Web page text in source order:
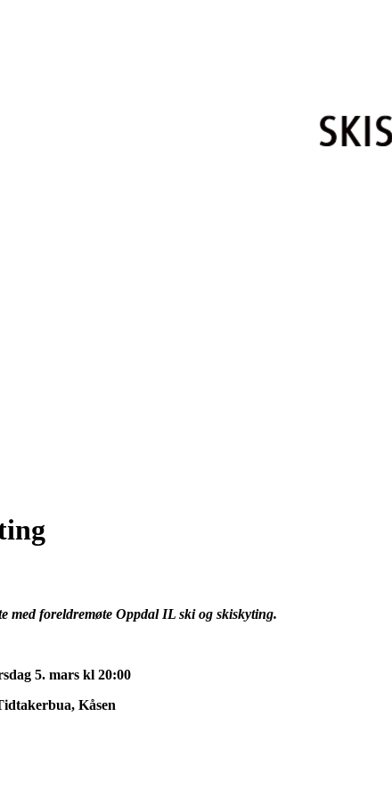
med foreldremøte Oppdal IL ski og skiskyting.
5. mars kl 20:00
Kåsen